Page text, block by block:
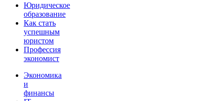
Юридическое
образование
Как стать
успешным
юристом
Профессия
экономист
Экономика
и
финансы